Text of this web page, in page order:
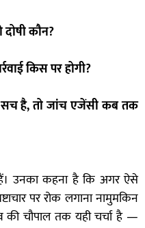
कौन?
किस पर होगी?
सच है, तो जांच एजेंसी कब तक
उनका कहना है कि अगर ऐसे
पर रोक लगाना नामुमकिन
चौपाल तक यही चर्चा है —